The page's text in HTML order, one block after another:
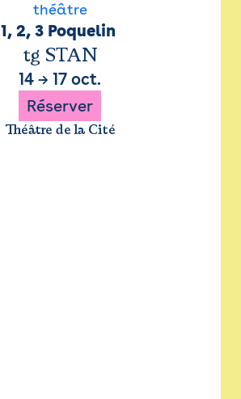
théâtre
1, 2, 3 Poquelin
tg STAN
14 → 17 oct.
Réserver
Théâtre de la Cité